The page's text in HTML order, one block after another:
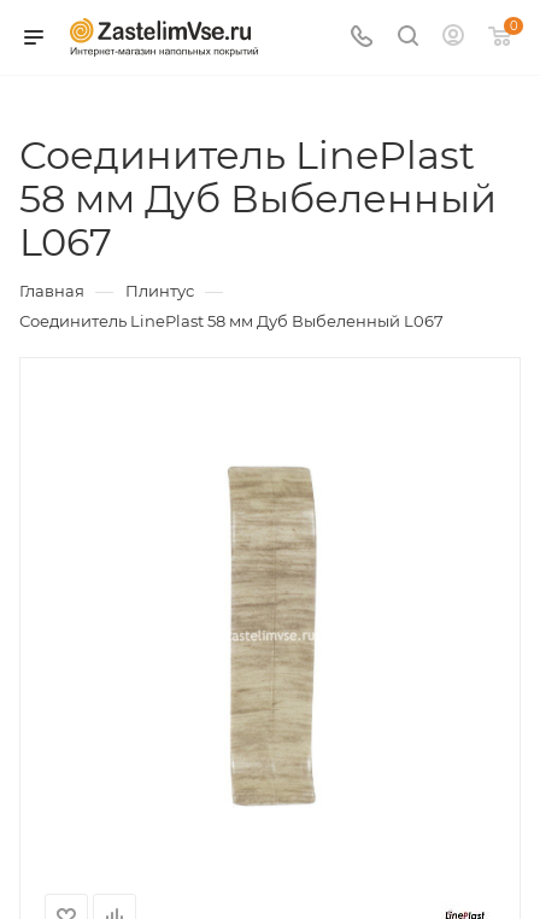
0
Соединитель LinePlast
58 мм Дуб Выбеленный
L067
Главная — Плинтус —
Соединитель LinePlast 58 мм Дуб Выбеленный L067